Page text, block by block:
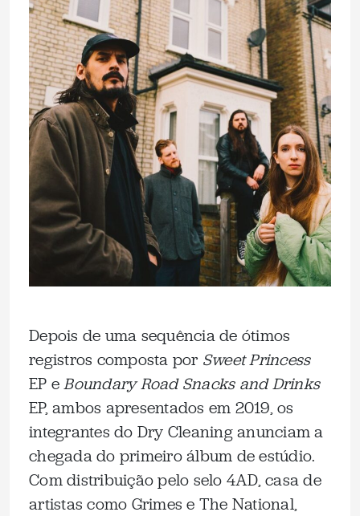
Depois de uma sequência de ótimos
registros composta por Sweet Princess
EP eBoundary Road Snacks and Drinks
EP, ambos apresentados em 2019, os
integrantes do Dry Cleaning anunciam a
chegada do primeiro álbum de estúdio.
Com distribuição pelo selo 4AD, casa de
artistas como Grimes e The National,